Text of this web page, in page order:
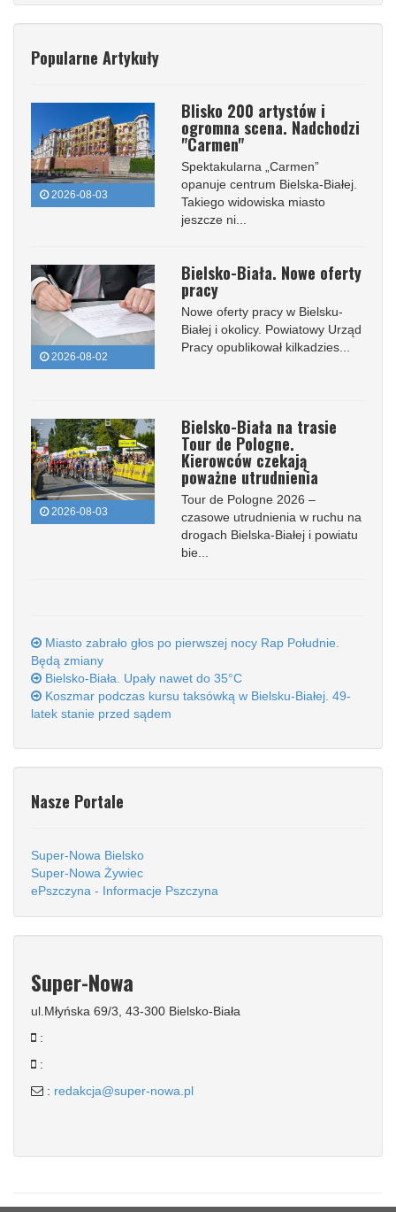
Popularne Artykuły
2026-08-03
Blisko 200 artystów i
ogromna scena. Nadchodzi
"Carmen"
Spektakularna „Carmen”
opanuje centrum Bielska-Białej.
Takiego widowiska miasto
jeszcze ni...
2026-08-02
Bielsko-Biała. Nowe oferty
pracy
Nowe oferty pracy w Bielsku-
Białej i okolicy. Powiatowy Urząd
Pracy opublikował kilkadzies...
2026-08-03
Bielsko-Biała na trasie
Tour de Pologne.
Kierowców czekają
poważne utrudnienia
Tour de Pologne 2026 –
czasowe utrudnienia w ruchu na
drogach Bielska-Białej i powiatu
bie...
Miasto zabrało głos po pierwszej nocy Rap Południe.
Będą zmiany
Bielsko-Biała. Upały nawet do 35°C
Koszmar podczas kursu taksówką w Bielsku-Białej. 49-
latek stanie przed sądem
Nasze Portale
Super-Nowa Bielsko
Super-Nowa Żywiec
ePszczyna - Informacje Pszczyna
Super-Nowa
ul.Młyńska 69/3, 43-300 Bielsko-Biała
:
:
: redakcja@super-nowa.pl